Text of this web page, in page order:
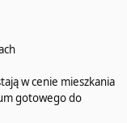
w cenie mieszkania
gotowego do